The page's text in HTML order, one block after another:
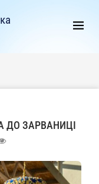
ДО ЗАРВАНИЦІ